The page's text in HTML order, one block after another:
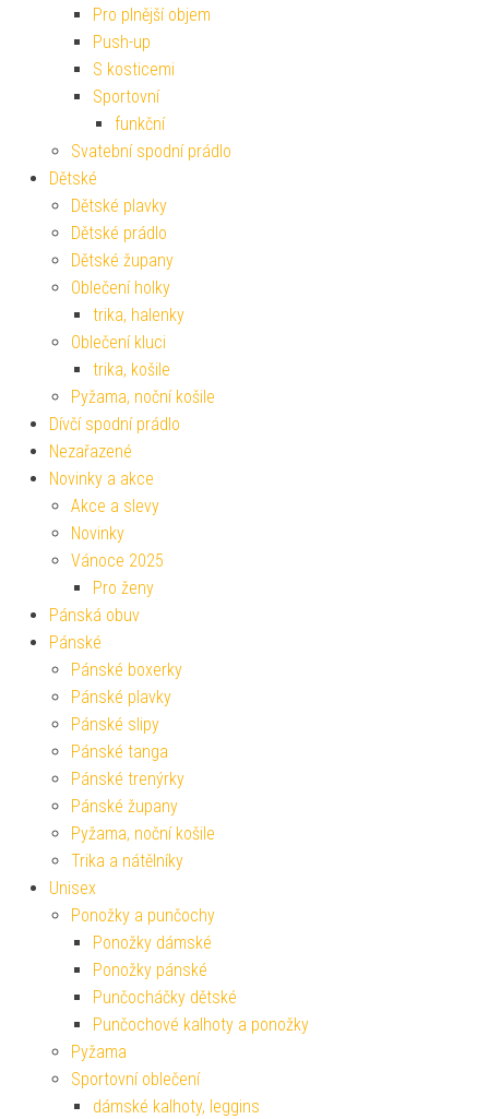
Pro plnější objem
Push-up
S kosticemi
Sportovní
funkční
Svatební spodní prádlo
Dětské
Dětské plavky
Dětské prádlo
Dětské župany
Oblečení holky
trika, halenky
Oblečení kluci
trika, košile
Pyžama, noční košile
Dívčí spodní prádlo
Nezařazené
Novinky a akce
Akce a slevy
Novinky
Vánoce 2025
Pro ženy
Pánská obuv
Pánské
Pánské boxerky
Pánské plavky
Pánské slipy
Pánské tanga
Pánské trenýrky
Pánské župany
Pyžama, noční košile
Trika a nátělníky
Unisex
Ponožky a punčochy
Ponožky dámské
Ponožky pánské
Punčocháčky dětské
Punčochové kalhoty a ponožky
Pyžama
Sportovní oblečení
dámské kalhoty, leggins